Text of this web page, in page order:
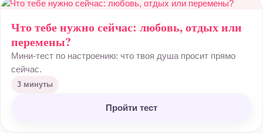
Что тебе нужно сейчас: любовь, отдых или
перемены?
Мини-тест по настроению: что твоя душа просит прямо
сейчас.
3 минуты
Пройти тест